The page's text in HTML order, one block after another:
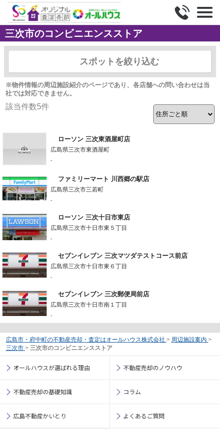
三次市のコンビニエンスストア
スポットを絞り込む
※物件情報の周辺施設紹介のページであり、各店舗への問い合わせは当
社では対応できません。
該当件数5件
ローソン 三次東酒屋町店
広島県三次市東酒屋町
-
ファミリーマート 川西郷の駅店
広島県三次市三若町
-
ローソン 三次十日市東店
広島県三次市十日市東５丁目
-
セブンイレブン 三次マツダテストコース前店
広島県三次市十日市東６丁目
-
セブンイレブン 三次郵便局前店
広島県三次市十日市南１丁目
-
広島市・府中町の不動産売却・査定はオールハウス株式会社 > 周辺施設案内 >
三次市 > 三次市のコンビニエンスストア
オールハウスが選ばれる理由 不動産売却のノウハウ
不動産売却の基礎知識 コラム
広島不動産かいとり よくあるご質問